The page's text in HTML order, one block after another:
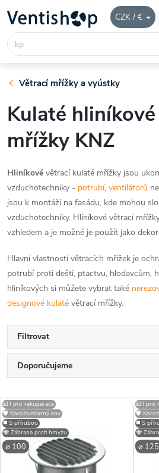
CZK / €
obsah
Větrací mřížky a vyústky
Kulaté
mřížky KNZ
Hliníkové větrací kulaté mřížky jsou
vzduchotechniky - potrubí, ventilátorů
jsou k montáži na fasádu, kde mohou
vzduchotechniky. Hliníkové větrací
vzhledem a je možné je použít jako
Hlavní vlastností větracích mřížek je
potrubí proti dešti, ptactvu, hlodavcům,
hliníkových si můžete vybrat také
designové kulaté větrací mřížky.
Filtrovat
Ř
a
z
e
Doporučujeme
Nejdražší
Nejprodávanější
Abecedně
V
ý
⌀ 100
☑️ I pro rekuperace
◼️ S přírubou
🛡️ Korozivzdorný kov
🐝 Zábrana proti hmyzu
⌀ 125
☑️ I pro
◼️ S
🛡️
🐝